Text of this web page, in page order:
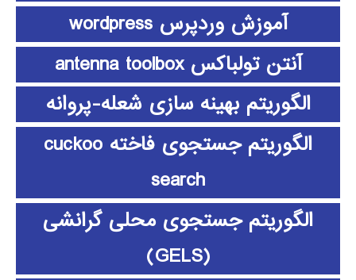
آموزش وردپرس wordpress
آنتن تولباکس antenna toolbox
الگوریتم بهینه سازی شعله-پروانه
الگوریتم جستجوی فاخته cuckoo
search
الگوریتم جستجوی محلی گرانشی
(GELS)